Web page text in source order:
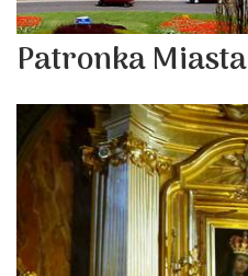
Patronka Miasta